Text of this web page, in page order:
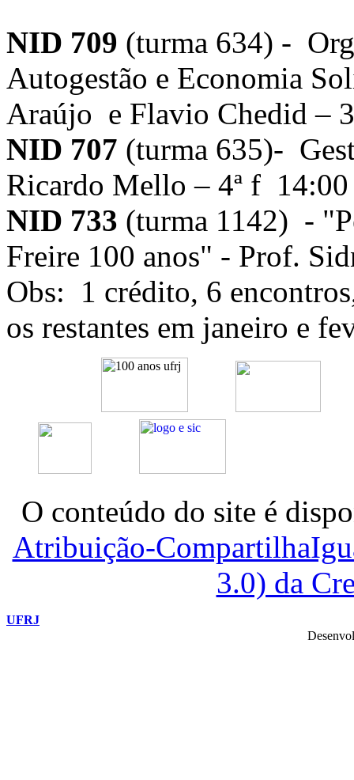
NID 709 (turma 634) -
Autogestão e Economia
Araújo e Flavio Chedid –
NID 707 (turma 635)-
Ricardo Mello – 4ª f
NID 733 (turma 1142) -
Freire 100 anos" - Prof.
Obs: 1 crédito, 6
os restantes em janeiro e
O conteúdo do site é
Atribuição-
3.0) da
UFRJ